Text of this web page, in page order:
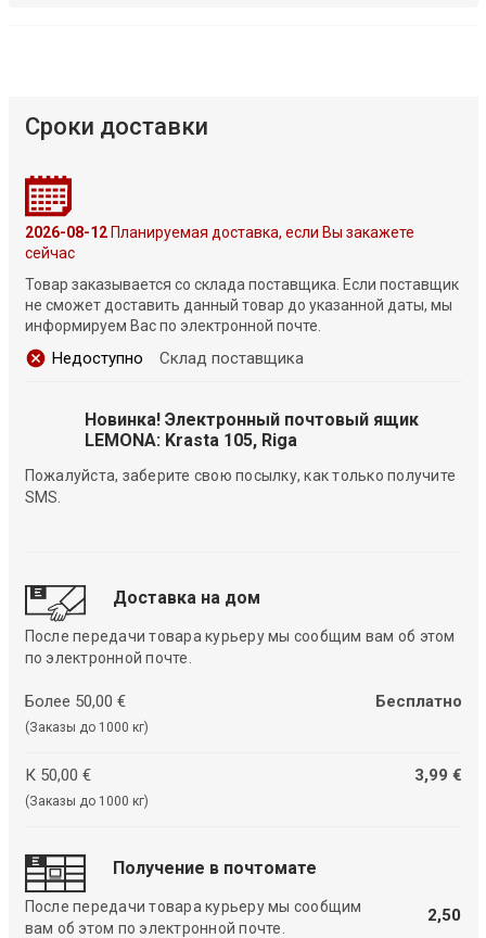
Сроки доставки
2026-08-12Планируемая доставка, если Вы закажете
сейчас
Товар заказывается со склада поставщика. Если поставщик
не сможет доставить данный товар до указанной даты, мы
информируем Вас по электронной почте.
Недоступно Склад поставщика
Новинка! Электронный почтовый ящик
LEMONA: Krasta 105, Riga
Пожалуйста, заберите свою посылку, как только получите
SMS.
Доставка на дом
После передачи товара курьеру мы сообщим вам об этом
по электронной почте.
Более 50,00 €
(Заказы до 1000 кг)
Бесплатно
К 50,00 €
(Заказы до 1000 кг)
3,99 €
Получение в почтомате
После передачи товара курьеру мы сообщим
вам об этом по электронной почте.
2,50